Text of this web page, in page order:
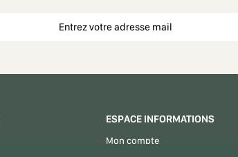
ESPACE INFORMATIONS
Mon compte